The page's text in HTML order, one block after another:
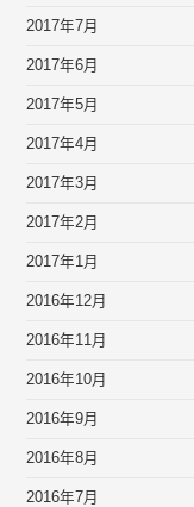
2017年7月
2017年6月
2017年5月
2017年4月
2017年3月
2017年2月
2017年1月
2016年12月
2016年11月
2016年10月
2016年9月
2016年8月
2016年7月